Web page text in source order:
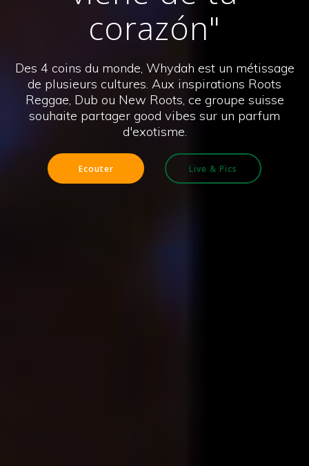
corazón"
Des 4 coins du monde, Whydah est un métissage
de plusieurs cultures. Aux inspirations Roots
Reggae, Dub ou New Roots, ce groupe suisse
souhaite partager good vibes sur un parfum
d'exotisme.
Ecouter Live & Pics